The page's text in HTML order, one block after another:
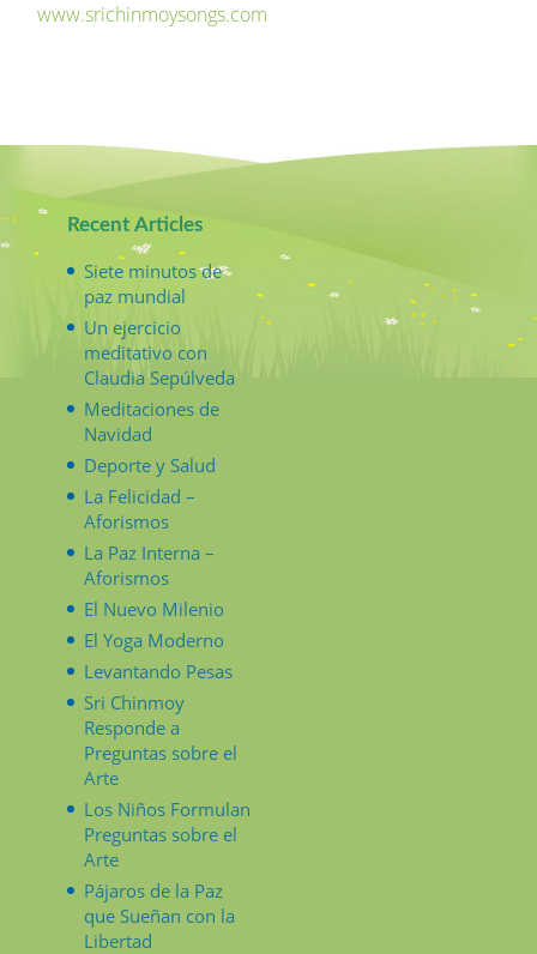
www.srichinmoysongs.com
Recent Articles
Siete minutos de
paz mundial
Un ejercicio
meditativo con
Claudia Sepúlveda
Meditaciones de
Navidad
Deporte y Salud
La Felicidad –
Aforismos
La Paz Interna –
Aforismos
El Nuevo Milenio
El Yoga Moderno
Levantando Pesas
Sri Chinmoy
Responde a
Preguntas sobre el
Arte
Los Niños Formulan
Preguntas sobre el
Arte
Pájaros de la Paz
que Sueñan con la
Libertad